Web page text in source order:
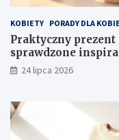
KOBIETY PORADY DLA
Praktyczny prezent
sprawdzone
24 lipca 2026